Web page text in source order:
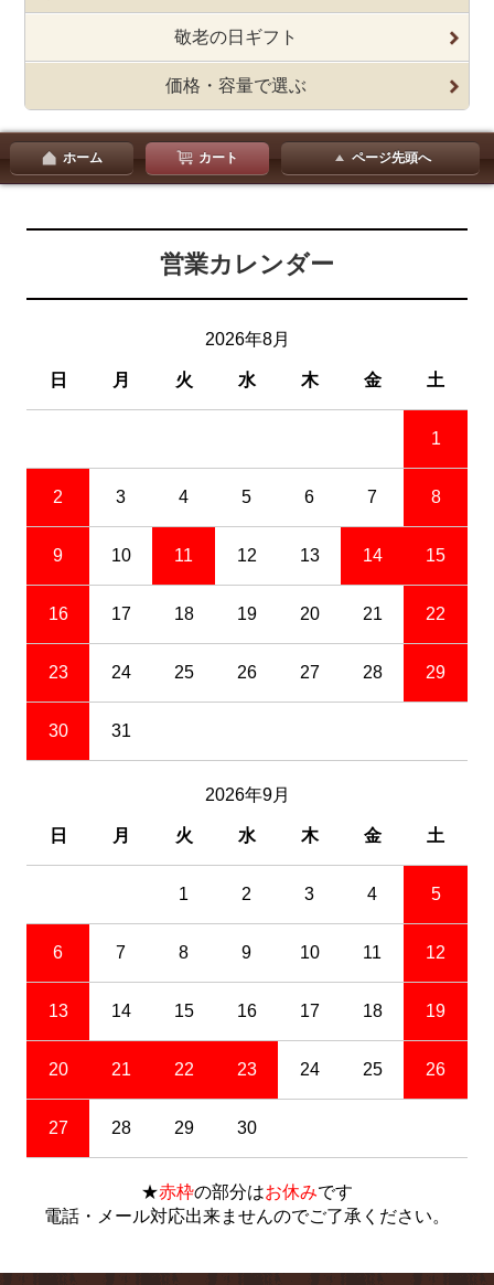
敬老の日ギフト
価格・容量で選ぶ
ホーム カート ページ先頭へ
営業カレンダー
2026年8月
日 月 火 水 木 金 土
1
2 3 4 5 6 7 8
9 10 11 12 13 14 15
16 17 18 19 20 21 22
23 24 25 26 27 28 29
30 31
2026年9月
日 月 火 水 木 金 土
1 2 3 4 5
6 7 8 9 10 11 12
13 14 15 16 17 18 19
20 21 22 23 24 25 26
27 28 29 30
★赤枠の部分はお休みです
電話・メール対応出来ませんのでご了承ください。